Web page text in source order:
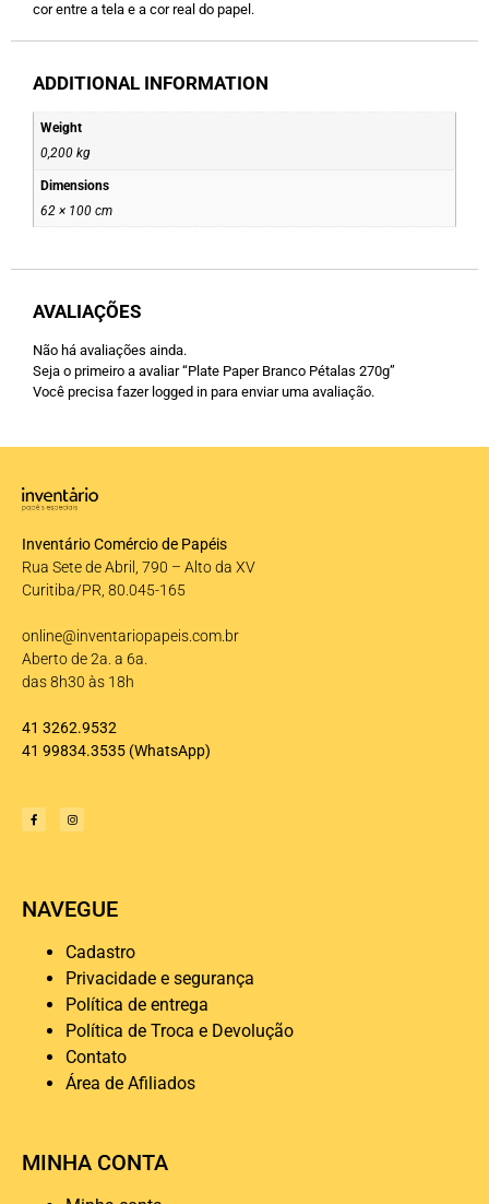
cor entre a tela e a cor real do papel.
ADDITIONAL INFORMATION
Weight
0,200 kg
Dimensions
62 × 100 cm
AVALIAÇÕES
Não há avaliações ainda.
Seja o primeiro a avaliar “Plate Paper Branco Pétalas 270g”
Você precisa fazer logged in para enviar uma avaliação.
Inventário Comércio de Papéis
Rua Sete de Abril, 790 – Alto da XV
Curitiba/PR, 80.045-165
online@inventariopapeis.com.br
Aberto de 2a. a 6a.
das 8h30 às 18h
41 3262.9532
41 99834.3535 (WhatsApp)
NAVEGUE
Cadastro
Privacidade e segurança
Política de entrega
Política de Troca e Devolução
Contato
Área de Afiliados
MINHA CONTA